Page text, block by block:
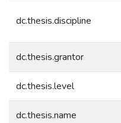
dc.thesis.discipline
dc.thesis.grantor
dc.thesis.level
dc.thesis.name